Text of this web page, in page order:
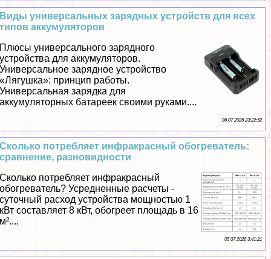
Виды универсальных зарядных устройств для всех
типов аккумуляторов
Плюсы универсального зарядного
устройства для аккумуляторов.
Универсальное зарядное устройство
«Лягушка»: принцип работы.
Универсальная зарядка для
аккумуляторных батареек своими руками....
06 07 2026 23:22:52
Сколько потрeбляет инфpaкрасный обогреватель:
сравнение, разновидности
Сколько потрeбляет инфpaкрасный
обогреватель? Усредненные расчеты -
суточный расход устройства мощностью 1
кВт составляет 8 кВт, обогреет площадь в 16
м²....
05 07 2026 3:41:21